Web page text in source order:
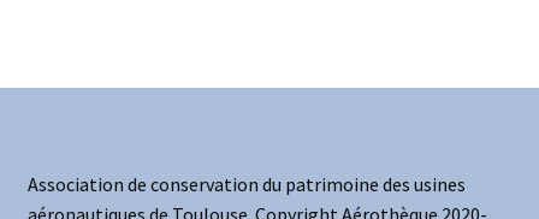
Association de conservation du patrimoine des usines